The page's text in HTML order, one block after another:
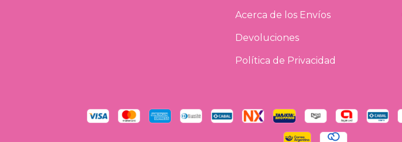
Acerca de los Envíos
Devoluciones
Política de Privacidad